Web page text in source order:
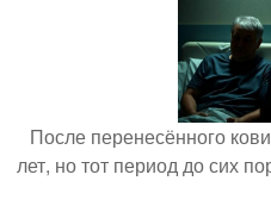
После перенесённого
лет, но тот период до сих